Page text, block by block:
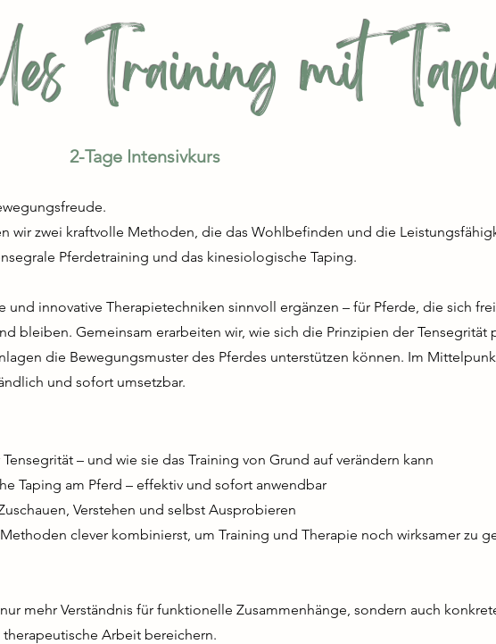
Training mit
2-Tage Intensivkurs
wir zwei kraftvolle Methoden, die das Wohlbefinden und die
Pferdetraining und das kinesiologische Taping.
und innovative Therapietechniken sinnvoll ergänzen – für Pferde, die sich
bleiben. Gemeinsam erarbeiten wir, wie sich die Prinzipien der Tensegrität
die Bewegungsmuster des Pferdes unterstützen können. Im
und sofort umsetzbar.
– und wie sie das Training von Grund auf verändern kann
Taping am Pferd – effektiv und sofort anwendbar
Verstehen und selbst Ausprobieren
clever kombinierst, um Training und Therapie noch wirksamer zu
mehr Verständnis für funktionelle Zusammenhänge, sondern auch
Arbeit bereichern.